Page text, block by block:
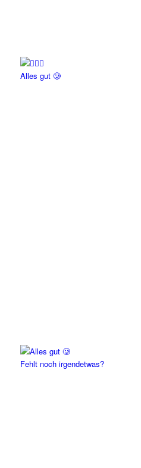
Alles gut 🥲
Fehlt noch irgendetwas?